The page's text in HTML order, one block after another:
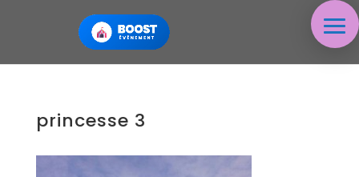
princesse 3